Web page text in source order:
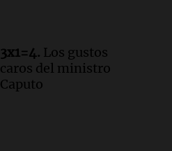
3x1=4. Los gustos
caros del ministro
Caputo